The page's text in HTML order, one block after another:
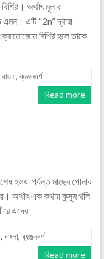
অর্থাৎ মূল বা
এটি “2n” দ্বারা
বিশিষ্ট হলে তাকে
বাংলা,ব্যঞ্জনবর্ণ
Read more
হওয়া পর্যন্ত মাছের পোনার
অর্থাৎ এক কথায় কুসুম থলি
এদের
, বাংলা,ব্যঞ্জনবর্ণ
Read more